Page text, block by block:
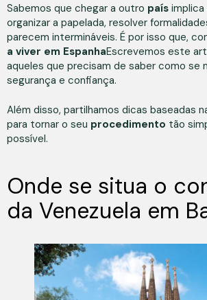
Sabemos que chegar a outro país
organizar a papelada, resolver
parecem intermináveis. É por isso que,
a viver em EspanhaEscrevemos este
aqueles que precisam de saber como se
segurança e confiança.
Além disso, partilhamos dicas baseadas
para tornar o seu procedimento tão
possível.
Onde se situa o
da Venezuela em